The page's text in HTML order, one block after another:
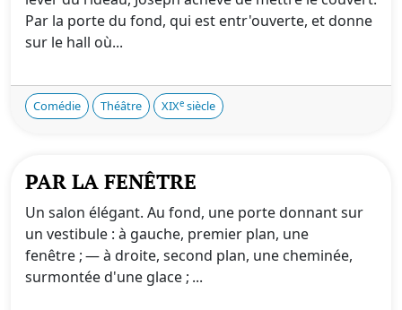
Par la porte du fond, qui est entr'ouverte, et donne
sur le hall où...
Comédie Théâtre XIXe siècle
PAR LA FENÊTRE
Un salon élégant. Au fond, une porte donnant sur
un vestibule : à gauche, premier plan, une
fenêtre ; — à droite, second plan, une cheminée,
surmontée d'une glace ; ...